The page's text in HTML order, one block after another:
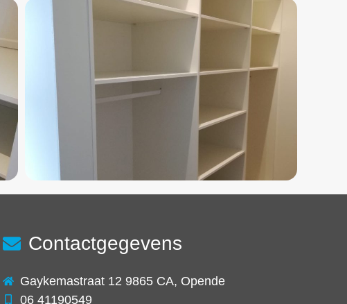
Contactgegevens
Gaykemastraat 12 9865 CA, Opende
06 41190549